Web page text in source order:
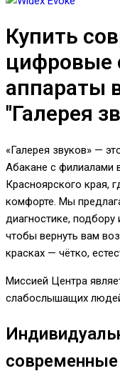
Купить
цифровые
аппараты
"Галерея
«Галерея звуков» —
Абакане с филиалами
Красноярского края,
комфорте. Мы
диагностике, подбору
чтобы вернуть вам
красках — чётко,
Миссией Центра
слабослышащих
современные